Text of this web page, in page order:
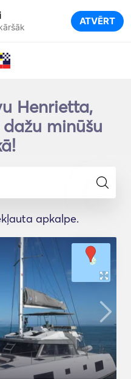
ATVĒRT
Henrietta,
minūšu
apkalpe.